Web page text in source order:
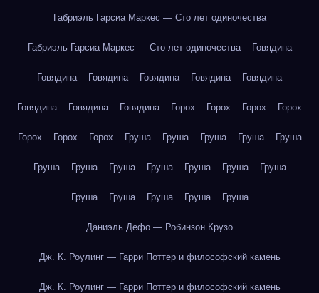
Габриэль Гарсиа Маркес — Сто лет одиночества
Габриэль Гарсиа Маркес — Сто лет одиночества Говядина
Говядина Говядина Говядина Говядина Говядина
Говядина Говядина Говядина Горох Горох Горох Горох
Горох Горох Горох Груша Груша Груша Груша Груша
Груша Груша Груша Груша Груша Груша Груша
Груша Груша Груша Груша Груша
Даниэль Дефо — Робинзон Крузо
Дж. К. Роулинг — Гарри Поттер и философский камень
Дж. К. Роулинг — Гарри Поттер и философский камень